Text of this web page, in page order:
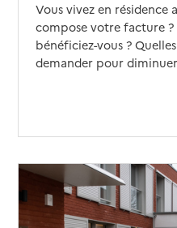
Vous vivez en
compose votre facture
bénéficiez-vous ?
demander pour